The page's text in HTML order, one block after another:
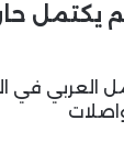
يكتمل
العربي في